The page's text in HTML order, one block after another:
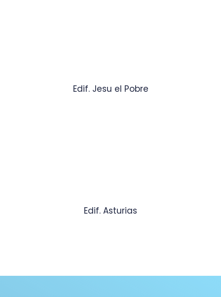
Edif. Jesu el Pobre
Edif. Asturias